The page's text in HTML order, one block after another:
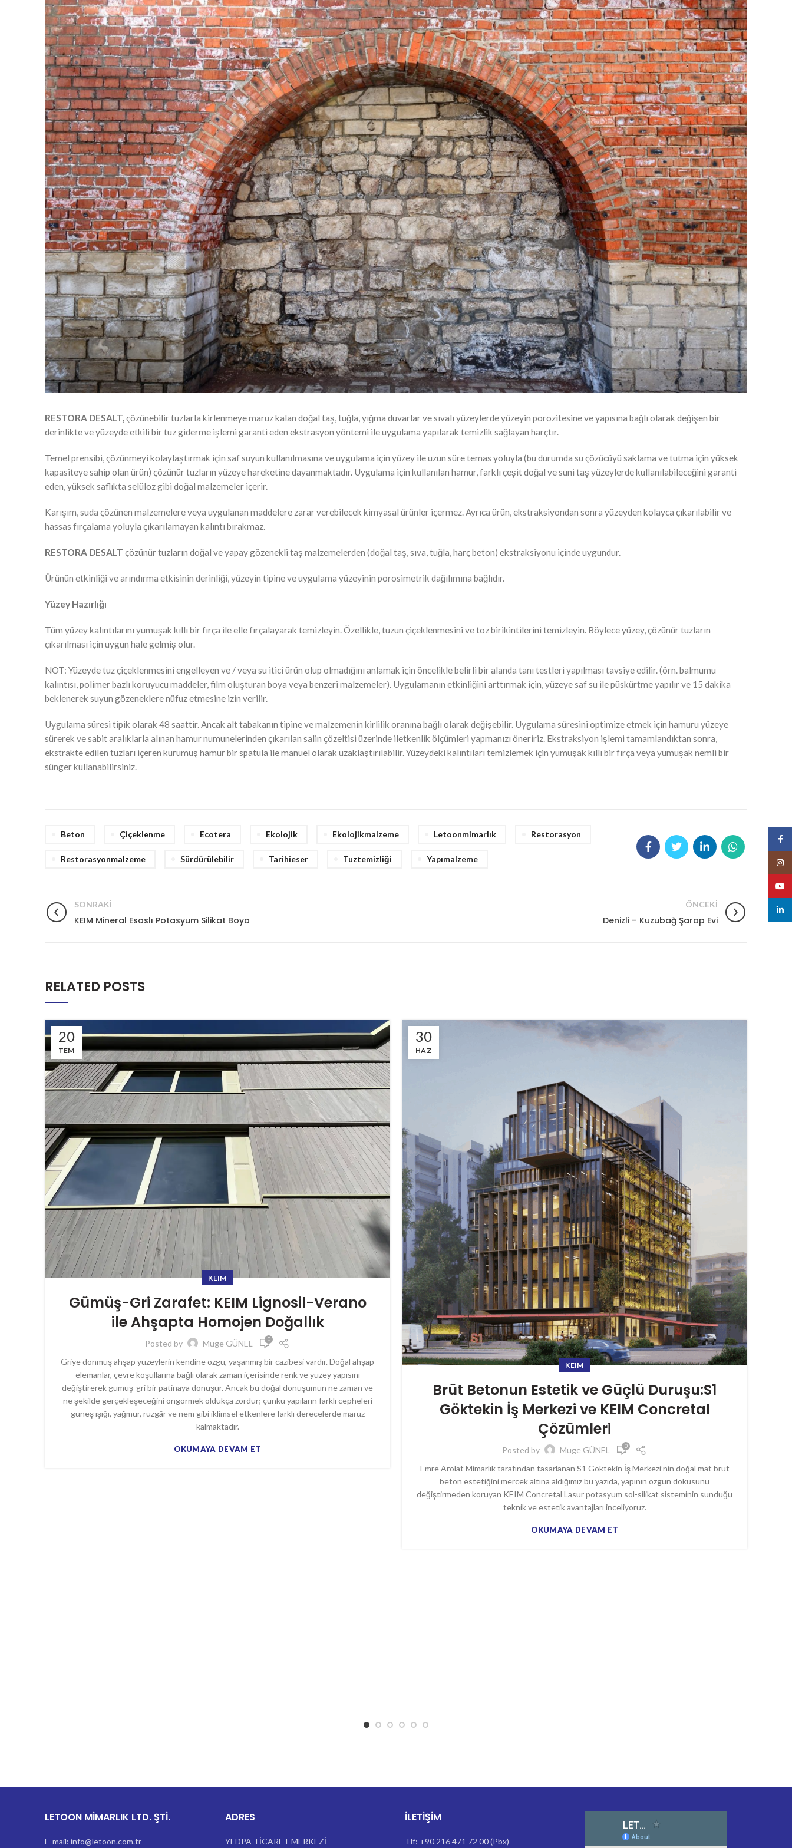
RESTORA DESALT,çözünebilir tuzlarla kirlenmeye maruz kalan doğal taş, tuğla, yığma duvarlar ve sıvalı yüzeylerde yüzeyin porozitesine ve yapısına bağlı olarak değişen bir
derinlikte ve yüzeyde etkili bir tuz giderme işlemi garanti eden ekstrasyon yöntemi ile uygulama yapılarak temizlik sağlayan harçtır.
Temel prensibi, çözünmeyi kolaylaştırmak için saf suyun kullanılmasına ve uygulama için yüzey ile uzun süre temas yoluyla (bu durumda su çözücüyü saklama ve tutma için yüksek
kapasiteye sahip olan ürün) çözünür tuzların yüzeye hareketine dayanmaktadır. Uygulama için kullanılan hamur, farklı çeşit doğal ve suni taş yüzeylerde kullanılabileceğini garanti
eden, yüksek saflıkta selüloz gibi doğal malzemeler içerir.
Karışım, suda çözünen malzemelere veya uygulanan maddelere zarar verebilecek kimyasal ürünler içermez. Ayrıca ürün, ekstraksiyondan sonra yüzeyden kolayca çıkarılabilir ve
hassas fırçalama yoluyla çıkarılamayan kalıntı bırakmaz.
RESTORA DESALT çözünür tuzların doğal ve yapay gözenekli taş malzemelerden (doğal taş, sıva, tuğla, harç beton) ekstraksiyonu içinde uygundur.
Ürünün etkinliği ve arındırma etkisinin derinliği, yüzeyin tipine ve uygulama yüzeyinin porosimetrik dağılımına bağlıdır.
Yüzey Hazırlığı
Tüm yüzey kalıntılarını yumuşak kıllı bir fırça ile elle fırçalayarak temizleyin. Özellikle, tuzun çiçeklenmesini ve toz birikintilerini temizleyin. Böylece yüzey, çözünür tuzların
çıkarılması için uygun hale gelmiş olur.
NOT: Yüzeyde tuz çiçeklenmesini engelleyen ve / veya su itici ürün olup olmadığını anlamak için öncelikle belirli bir alanda tanı testleri yapılması tavsiye edilir. (örn. balmumu
kalıntısı, polimer bazlı koruyucu maddeler, film oluşturan boya veya benzeri malzemeler). Uygulamanın etkinliğini arttırmak için, yüzeye saf su ile püskürtme yapılır ve 15 dakika
beklenerek suyun gözeneklere nüfuz etmesine izin verilir.
Uygulama süresi tipik olarak 48 saattir. Ancak alt tabakanın tipine ve malzemenin kirlilik oranına bağlı olarak değişebilir. Uygulama süresini optimize etmek için hamuru yüzeye
sürerek ve sabit aralıklarla alınan hamur numunelerinden çıkarılan salin çözeltisi üzerinde iletkenlik ölçümleri yapmanızı öneririz. Ekstraksiyon işlemi tamamlandıktan sonra,
ekstrakte edilen tuzları içeren kurumuş hamur bir spatula ile manuel olarak uzaklaştırılabilir. Yüzeydeki kalıntıları temizlemek için yumuşak kıllı bir fırça veya yumuşak nemli bir
sünger kullanabilirsiniz.
Beton Çiçeklenme Ecotera Ekolojik Ekolojikmalzeme Letoonmimarlık Restorasyon
Restorasyonmalzeme Sürdürülebilir Tarihieser Tuztemizliği Yapımalzeme
SONRAKI
KEIM Mineral Esaslı Potasyum Silikat Boya
ÖNCEKI
Denizli – Kuzubağ Şarap Evi
RELATED POSTS
20
TEM
KEIM
Gümüş-Gri Zarafet: KEIM Lignosil-Verano
ile Ahşapta Homojen Doğallık
Posted by Muge GÜNEL 0
Griye dönmüş ahşap yüzeylerin kendine özgü, yaşanmış bir cazibesi vardır. Doğal ahşap
elemanlar, çevre koşullarına bağlı olarak zaman içerisinde renk ve yüzey yapısını
değiştirerek gümüş-gri bir patinaya dönüşür. Ancak bu doğal dönüşümün ne zaman ve
ne şekilde gerçekleşeceğini öngörmek oldukça zordur; çünkü yapıların farklı cepheleri
güneş ışığı, yağmur, rüzgâr ve nem gibi iklimsel etkenlere farklı derecelerde maruz
kalmaktadır.
OKUMAYA DEVAM ET
30
HAZ
KEIM
Brüt Betonun Estetik ve Güçlü Duruşu:S1
Göktekin İş Merkezi ve KEIM Concretal
Çözümleri
Posted by Muge GÜNEL 0
Emre Arolat Mimarlık tarafından tasarlanan S1 Göktekin İş Merkezi’nin doğal mat brüt
beton estetiğini mercek altına aldığımız bu yazıda, yapının özgün dokusunu
değiştirmeden koruyan KEIM Concretal Lasur potasyum sol-silikat sisteminin sunduğu
teknik ve estetik avantajları inceliyoruz.
OKUMAYA DEVAM ET
LETOON MİMARLIK LTD. ŞTİ.
E-mail: info@letoon.com.tr
ADRES
YEDPA TİCARET MERKEZİ
İLETIŞIM
Tlf: +90 216 471 72 00 (Pbx)